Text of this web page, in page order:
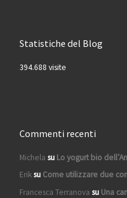
Statistiche del Blog
394.688 visite
Commenti recenti
Michela su Lo yogurt bio
Eriksu Come utilizzare due
Francesca Terranova su Una